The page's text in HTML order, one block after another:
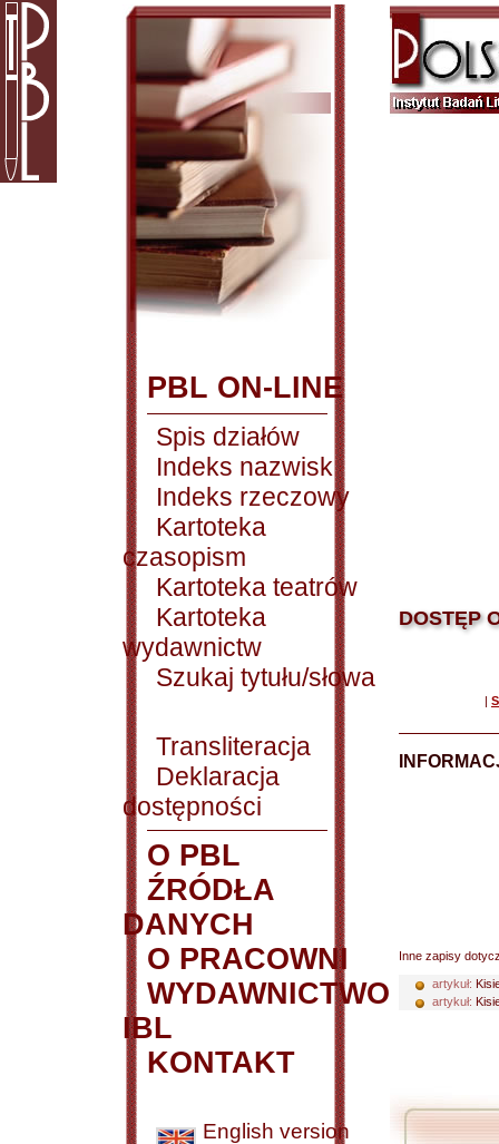
PBL ON-LINE
Spis działów
Indeks nazwisk
Indeks rzeczowy
Kartoteka
czasopism
Kartoteka teatrów
Kartoteka
wydawnictw
Szukaj tytułu/słowa
Transliteracja
Deklaracja
dostępności
O PBL
ŹRÓDŁA
DANYCH
O PRACOWNI
WYDAWNICTWO
IBL
KONTAKT
English version
DOSTĘP
|
Inne zapisy
artykuł:
artykuł: